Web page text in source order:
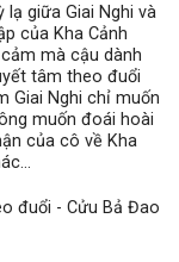
giữa Giai Nghi và
của Kha Cảnh
mà cậu dành
tâm theo đuổi
Giai Nghi chỉ muốn
muốn đoái hoài
của cô về Kha